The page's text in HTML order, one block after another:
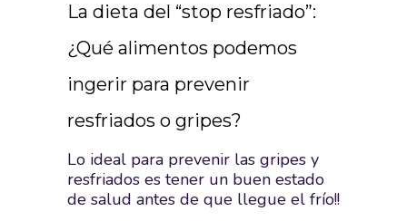
La dieta del “stop resfriado”:
¿Qué alimentos podemos
ingerir para prevenir
resfriados o gripes?
Lo ideal para prevenir las gripes y
resfriados es tener un buen estado
de salud antes de que llegue el frío!!